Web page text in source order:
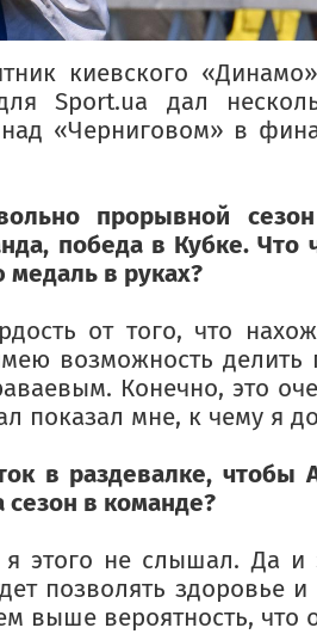
киевского
Sport.ua дал
«Черниговом» в
прорывной
победа в Кубке. Что
в руках?
от того, что
возможность делить
Конечно, это
показал мне, к чему я
в раздевалке, чтобы
сезон в команде?
я этого не слышал. Да
позволять здоровье и
выше вероятность, что